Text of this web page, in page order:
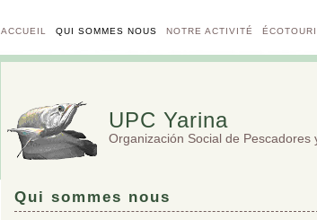
ACCUEIL QUI SOMMES NOUS NOTRE ACTIVITÉ
UPC Yarina
Organización Social de Pescadores
Qui sommes nous